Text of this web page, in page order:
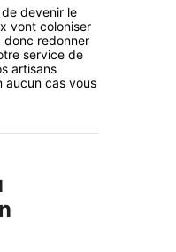
devenir le
vont coloniser
donc redonner
service de
artisans
aucun cas vous